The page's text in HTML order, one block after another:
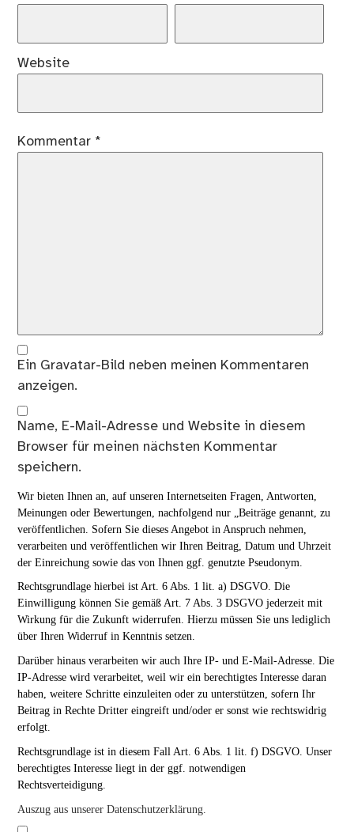
Website
Kommentar *
Ein Gravatar-Bild neben meinen Kommentaren
anzeigen.
Name, E-Mail-Adresse und Website in diesem
Browser für meinen nächsten Kommentar
speichern.
Wir bieten Ihnen an, auf unseren Internetseiten Fragen, Antworten,
Meinungen oder Bewertungen, nachfolgend nur „Beiträge genannt, zu
veröffentlichen. Sofern Sie dieses Angebot in Anspruch nehmen,
verarbeiten und veröffentlichen wir Ihren Beitrag, Datum und Uhrzeit
der Einreichung sowie das von Ihnen ggf. genutzte Pseudonym.
Rechtsgrundlage hierbei ist Art. 6 Abs. 1 lit. a) DSGVO. Die
Einwilligung können Sie gemäß Art. 7 Abs. 3 DSGVO jederzeit mit
Wirkung für die Zukunft widerrufen. Hierzu müssen Sie uns lediglich
über Ihren Widerruf in Kenntnis setzen.
Darüber hinaus verarbeiten wir auch Ihre IP- und E-Mail-Adresse. Die
IP-Adresse wird verarbeitet, weil wir ein berechtigtes Interesse daran
haben, weitere Schritte einzuleiten oder zu unterstützen, sofern Ihr
Beitrag in Rechte Dritter eingreift und/oder er sonst wie rechtswidrig
erfolgt.
Rechtsgrundlage ist in diesem Fall Art. 6 Abs. 1 lit. f) DSGVO. Unser
berechtigtes Interesse liegt in der ggf. notwendigen
Rechtsverteidigung.
Auszug aus unserer Datenschutzerklärung.